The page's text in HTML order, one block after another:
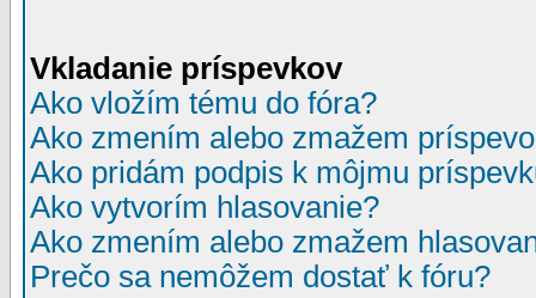
Vkladanie príspevkov
Ako vložím tému do fóra?
Ako zmením alebo zmažem
Ako pridám podpis k môjmu
Ako vytvorím hlasovanie?
Ako zmením alebo zmažem
Prečo sa nemôžem dostať k fóru?